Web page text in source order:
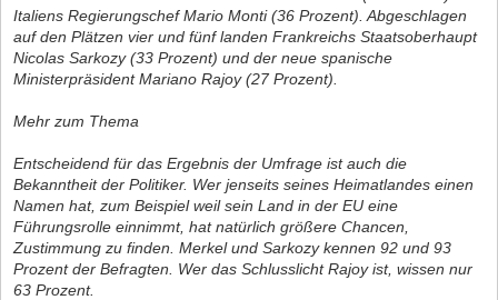
Italiens Regierungschef Mario Monti (36 Prozent). Abgeschlagen
auf den Plätzen vier und fünf landen Frankreichs Staatsoberhaupt
Nicolas Sarkozy (33 Prozent) und der neue spanische
Ministerpräsident Mariano Rajoy (27 Prozent).
Mehr zum Thema
Entscheidend für das Ergebnis der Umfrage ist auch die
Bekanntheit der Politiker. Wer jenseits seines Heimatlandes einen
Namen hat, zum Beispiel weil sein Land in der EU eine
Führungsrolle einnimmt, hat natürlich größere Chancen,
Zustimmung zu finden. Merkel und Sarkozy kennen 92 und 93
Prozent der Befragten. Wer das Schlusslicht Rajoy ist, wissen nur
63 Prozent.